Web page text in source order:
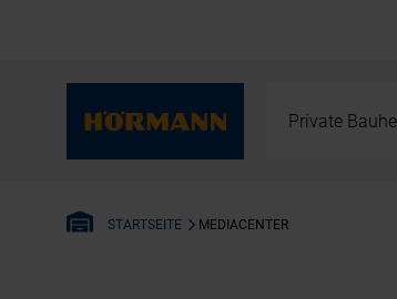
Private
STARTSEITE MEDIACENTER